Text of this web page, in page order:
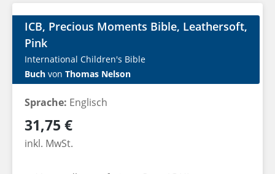
ICB, Precious Moments Bible, Leathersoft,
Pink
International Children's Bible
Buch von Thomas Nelson
Sprache: Englisch
Regulärer Preis:
31,75 €
inkl. MwSt.